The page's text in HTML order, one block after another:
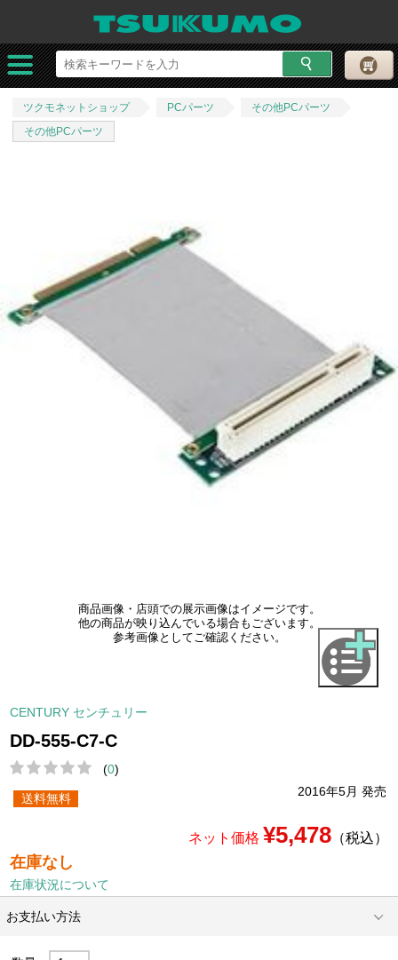
ツクモネットショップ PCパーツ
その他PCパーツ
その他PCパーツ
商品画像・店頭での展示画像はイメージです。
他の商品が映り込んでいる場合もございます。
参考画像としてご確認ください。
CENTURY センチュリー
DD-555-C7-C
(0)
2016年5月 発売
送料無料
ネット価格 ¥5,478（税込）
在庫なし
在庫状況について
お支払い方法